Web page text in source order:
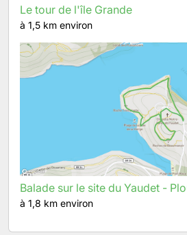
Le tour de l'île Grande
à 1,5 km environ
Balade sur le site du Yaudet -
à 1,8 km environ